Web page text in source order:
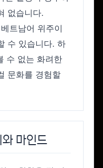
없습니다.
트남어 위주이
수 있습니다. 하
수 없는 화려한
문화를 경험할
마인드